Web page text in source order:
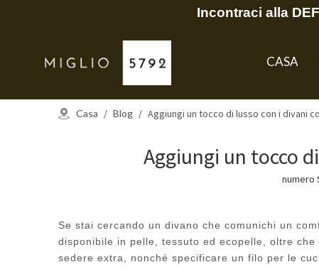
Incontraci alla
CASA
Casa / Blog / Aggiungi un tocco di lusso con i divani
Aggiungi un tocco
numero
Se stai cercando un divano che comunichi un
disponibile in pelle, tessuto ed ecopelle, oltre
sedere extra, nonché specificare un filo per le